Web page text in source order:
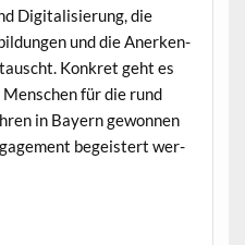
Dig­i­tal­isierung, die
und die Anerken­
Konkret geht es
für die rund
in Bay­ern gewon­nen
begeis­tert wer­